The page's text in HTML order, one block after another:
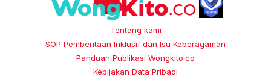
Tentang kami
SOP Pemberitaan Inklusif dan Isu Keberagaman
Panduan Publikasi Wongkito.co
Kebijakan Data Pribadi